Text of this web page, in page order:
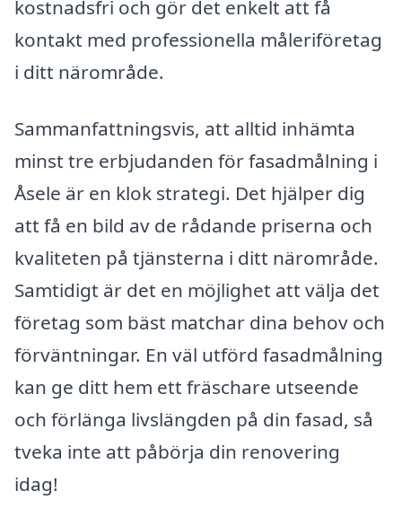
kostnadsfri och gör det enkelt att få
kontakt med professionella måleriföretag
i ditt närområde.
Sammanfattningsvis, att alltid inhämta
minst tre erbjudanden för fasadmålning i
Åsele är en klok strategi. Det hjälper dig
att få en bild av de rådande priserna och
kvaliteten på tjänsterna i ditt närområde.
Samtidigt är det en möjlighet att välja det
företag som bäst matchar dina behov och
förväntningar. En väl utförd fasadmålning
kan ge ditt hem ett fräschare utseende
och förlänga livslängden på din fasad, så
tveka inte att påbörja din renovering
idag!